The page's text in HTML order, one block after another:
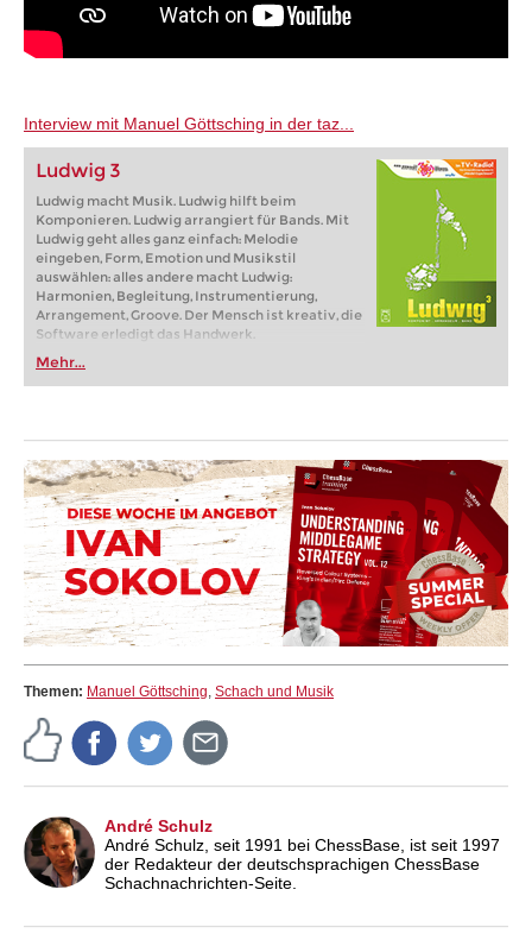
Interview mit Manuel Göttsching in der taz...
Ludwig 3
Ludwig macht Musik. Ludwig hilft beim
Komponieren. Ludwig arrangiert für Bands. Mit
Ludwig geht alles ganz einfach: Melodie
eingeben, Form, Emotion und Musikstil
auswählen: alles andere macht Ludwig:
Harmonien, Begleitung, Instrumentierung,
Arrangement, Groove. Der Mensch ist kreativ, die
Software erledigt das Handwerk.
Mehr...
Themen: Manuel Göttsching, Schach und Musik
André Schulz
André Schulz, seit 1991 bei ChessBase, ist seit 1997
der Redakteur der deutschsprachigen ChessBase
Schachnachrichten-Seite.